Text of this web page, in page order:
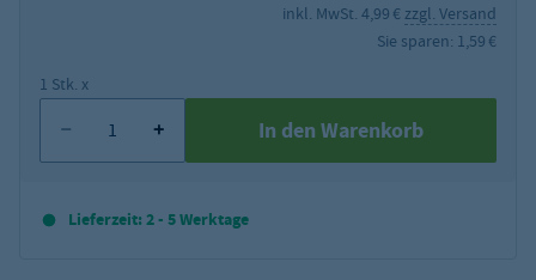
inkl. MwSt. 4,99 € zzgl. Versand
Sie sparen: 1,59 €
1 Stk. x
In den Warenkorb
Lieferzeit: 2 - 5 Werktage